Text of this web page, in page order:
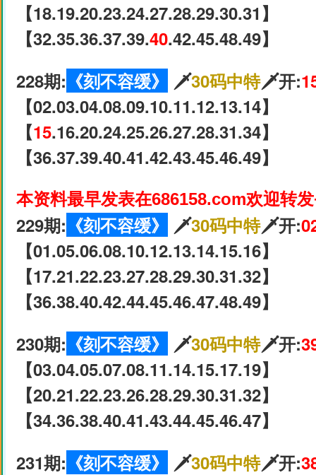
【18.19.20.23.24.27.28.29.30.31】
【32.35.36.37.39.40.42.45.48.49】
228期: 《刻不容缓》 🗡30码中特🗡开:
【02.03.04.08.09.10.11.12.13.14】
【15.16.20.24.25.26.27.28.31.34】
【36.37.39.40.41.42.43.45.46.49】
本资料最早发表在686158.com欢迎转
229期: 《刻不容缓》 🗡30码中特🗡开:
【01.05.06.08.10.12.13.14.15.16】
【17.21.22.23.27.28.29.30.31.32】
【36.38.40.42.44.45.46.47.48.49】
230期: 《刻不容缓》 🗡30码中特🗡开:
【03.04.05.07.08.11.14.15.17.19】
【20.21.22.23.26.28.29.30.31.32】
【34.36.38.40.41.43.44.45.46.47】
231期: 《刻不容缓》 🗡30码中特🗡开: